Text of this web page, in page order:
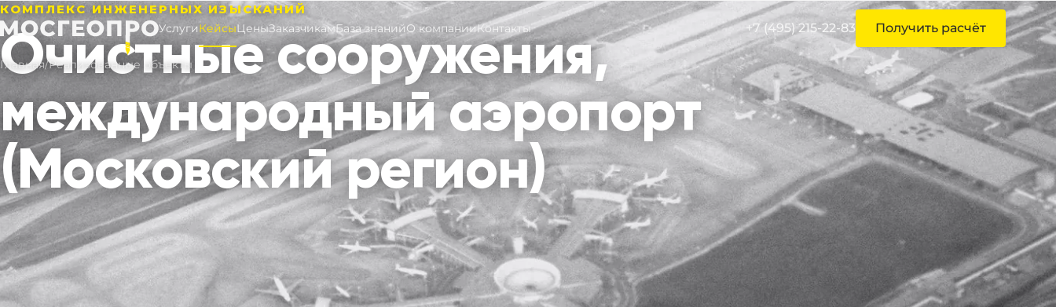
УслугиКейсыЦеныЗаказчикамБаза знанийО компанииКонтакты +7 (495) 215-22-83 Получить расчёт
Главная/Реализованные объекты
КОМПЛЕКС ИНЖЕНЕРНЫХ ИЗЫСКАНИЙ
Очистные сооружения,
международный аэропорт
(Московский регион)